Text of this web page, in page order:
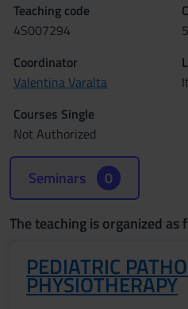
Teaching code
4S007294
5
Coordinator
Valentina Varalta
Courses Single
Not Authorized
Seminars 0
The teaching is organized as
PEDIATRIC
PHYSIOTHERAPY